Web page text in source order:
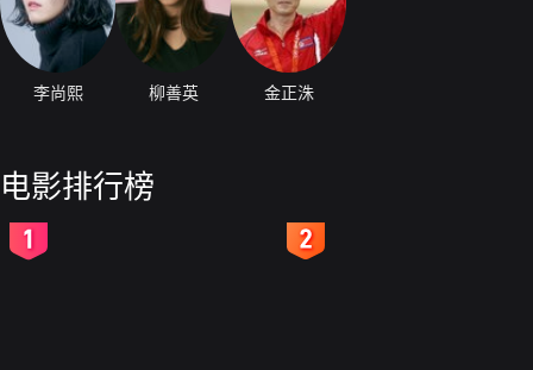
李尚熙 柳善英 金正洙
电影排行榜